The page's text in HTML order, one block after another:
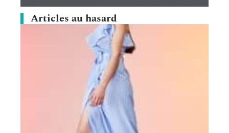
Articles au hasard